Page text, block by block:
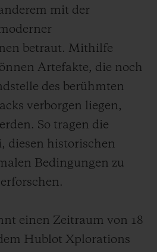
mit der
betraut. Mithilfe
Artefakte, die noch
des berühmten
verborgen liegen,
So tragen die
diesen historischen
Bedingungen zu
einen Zeitraum von 18
Hublot Xplorations